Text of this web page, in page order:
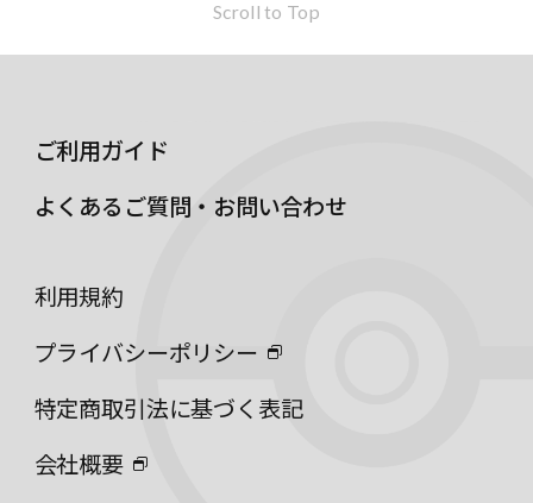
Scroll to Top
ご利用ガイド
よくあるご質問・お問い合わせ
利用規約
プライバシーポリシー
特定商取引法に基づく表記
会社概要